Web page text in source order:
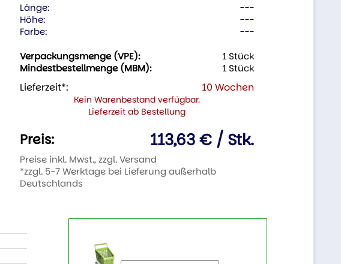
Länge:
---
Höhe:
---
Farbe:
---
Verpackungsmenge (VPE):
1 Stück
Mindestbestellmenge (MBM):
1 Stück
Lieferzeit*: 10 Wochen
Kein Warenbestand verfügbar.
Lieferzeit ab Bestellung
Preis: 113,63 € / Stk.
Preise inkl. Mwst., zzgl. Versand
*zzgl. 5-7 Werktage bei Lieferung außerhalb
Deutschlands